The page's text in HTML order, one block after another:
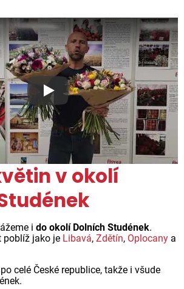
Proč jsou květiny z Florea
v okolí
i do okolí Dolních Studének.
poblíž jako je Libavá, Zdětín, Oplocany a
celé České republice, takže i všude